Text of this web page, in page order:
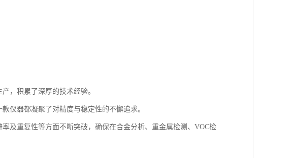
，积累了深厚的技术经验。
仪器都凝聚了对精度与稳定性的不懈追求。
及重复性等方面不断突破，确保在合金分析、重金属检测、VOC检